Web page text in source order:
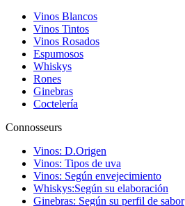
Vinos Blancos
Vinos Tintos
Vinos Rosados
Espumosos
Whiskys
Rones
Ginebras
Coctelería
Connosseurs
Vinos: D.Origen
Vinos: Tipos de uva
Vinos: Según envejecimiento
Whiskys:Según su elaboración
Ginebras: Según su perfil de sabor